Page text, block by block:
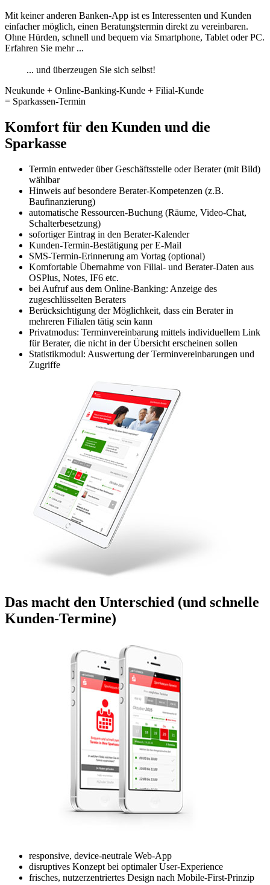
Mit keiner anderen Banken-App ist es Interessenten und Kunden
einfacher möglich, einen Beratungstermin direkt zu vereinbaren.
Ohne Hürden, schnell und bequem via Smartphone, Tablet oder PC.
Erfahren Sie mehr ...
... und überzeugen Sie sich selbst!
Neukunde + Online-Banking-Kunde + Filial-Kunde
= Sparkassen-Termin
Komfort für den Kunden und die
Sparkasse
Termin entweder über Geschäftsstelle oder Berater (mit Bild)
wählbar
Hinweis auf besondere Berater-Kompetenzen (z.B.
Baufinanzierung)
automatische Ressourcen-Buchung (Räume, Video-Chat,
Schalterbesetzung)
sofortiger Eintrag in den Berater-Kalender
Kunden-Termin-Bestätigung per E-Mail
SMS-Termin-Erinnerung am Vortag (optional)
Komfortable Übernahme von Filial- und Berater-Daten aus
OSPlus, Notes, IF6 etc.
bei Aufruf aus dem Online-Banking: Anzeige des
zugeschlüsselten Beraters
Berücksichtigung der Möglichkeit, dass ein Berater in
mehreren Filialen tätig sein kann
Privatmodus: Terminvereinbarung mittels individuellem Link
für Berater, die nicht in der Übersicht erscheinen sollen
Statistikmodul: Auswertung der Terminvereinbarungen und
Zugriffe
Das macht den Unterschied (und schnelle
Kunden-Termine)
responsive, device-neutrale Web-App
disruptives Konzept bei optimaler User-Experience
frisches, nutzerzentriertes Design nach Mobile-First-Prinzip